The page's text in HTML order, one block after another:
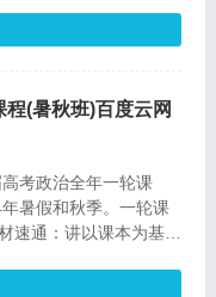
(暑秋班)百度云网
考政治全年一轮课
暑假和秋季。一轮课
速通：讲以课本为基
知所有题型的做题方